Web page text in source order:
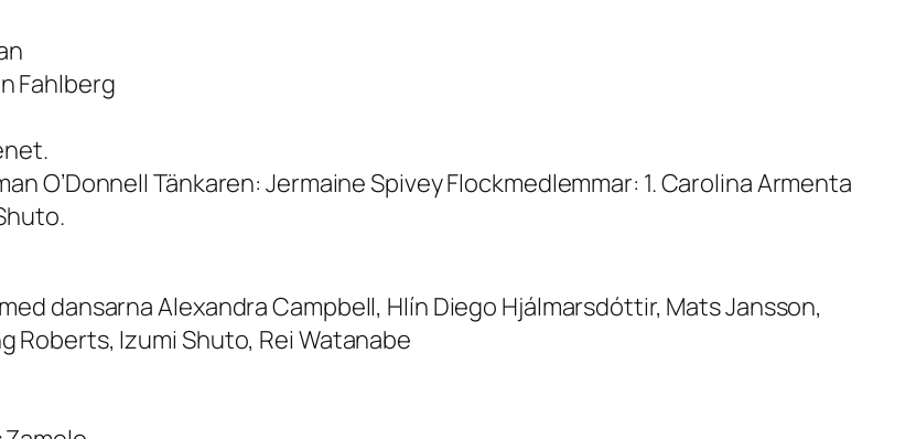
Fahlberg
O’Donnell Tänkaren: Jermaine Spivey Flockmedlemmar: 1. Carolina Armenta
dansarna Alexandra Campbell, Hlín Diego Hjálmarsdóttir, Mats Jansson,
Roberts, Izumi Shuto, Rei Watanabe